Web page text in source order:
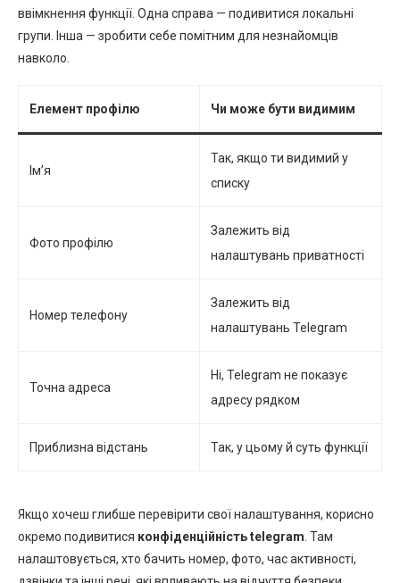
ввімкнення функції. Одна справа — подивитися локальні
групи. Інша — зробити себе помітним для незнайомців
навколо.
Елемент профілю Чи може бути видимим
Ім’я
Так, якщо ти видимий у
списку
Фото профілю
Залежить від
налаштувань приватності
Номер телефону
Залежить від
налаштувань Telegram
Точна адреса
Ні, Telegram не показує
адресу рядком
Приблизна відстань Так, у цьому й суть функції
Якщо хочеш глибше перевірити свої налаштування, корисно
окремо подивитися конфіденційність telegram. Там
налаштовується, хто бачить номер, фото, час активності,